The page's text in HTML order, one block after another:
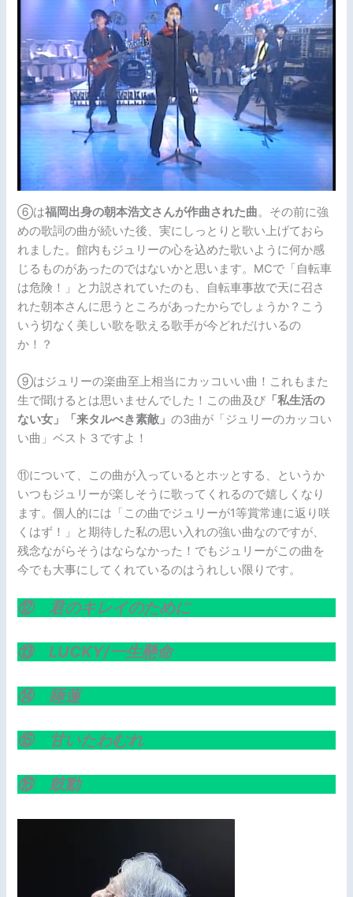
⑥は福岡出身の朝本浩文さんが作曲された曲。その前に強
めの歌詞の曲が続いた後、実にしっとりと歌い上げておら
れました。館内もジュリーの心を込めた歌いように何か感
じるものがあったのではないかと思います。MCで「自転車
は危険！」と力説されていたのも、自転車事故で天に召さ
れた朝本さんに思うところがあったからでしょうか？こう
いう切なく美しい歌を歌える歌手が今どれだけいるの
か！？
⑨はジュリーの楽曲至上相当にカッコいい曲！これもまた
生で聞けるとは思いませんでした！この曲及び 「私生活の
ない女」「来タルべき素敵」の3曲が「ジュリーのカッコい
い曲」ベスト３ですよ！
⑪について、この曲が入っているとホッとする、というか
いつもジュリーが楽しそうに歌ってくれるので嬉しくなり
ます。個人的には「この曲でジュリーが1等賞常連に返り咲
くはず！」と期待した私の思い入れの強い曲なのですが、
残念ながらそうはならなかった！でもジュリーがこの曲を
今でも大事にしてくれているのはうれしい限りです。
⑫ 君のキレイのために
⑬ LUCKY/一生懸命
⑭ 睡蓮
⑮ 甘いたわむれ
⑯ 鼓動